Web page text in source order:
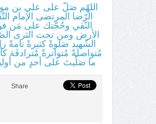
اللهّم صَلّ على علي بن
الرّضا المرتضى الإمام
النّقي وحُجّتك على مَن
الأرض ومن تحت الثرى
الشّهيد صَلوةً كثيرةً تامةً
مُتواصلةً مُتواترةً مُترادفَة
ما صَلّيتَ على أحدٍ من
Share